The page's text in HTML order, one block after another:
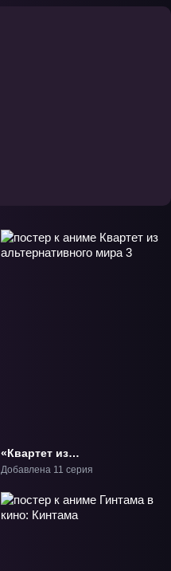
«Квартет из
альтернативного мира
Добавлена 11 серия